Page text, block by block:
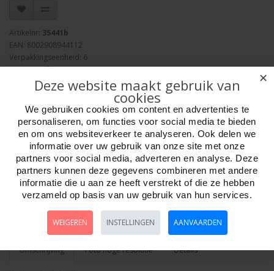
Artikelnr: 35441b
EAN: 8002908944112
Verpakkingseenheid: 6
Minimum afname: 1
Shallow
Aantal
Omschrijving Foto hoge resolutie Details
✕
Deze website maakt gebruik van
cookies
We gebruiken cookies om content en advertenties te
personaliseren, om functies voor social media te bieden
en om ons websiteverkeer te analyseren. Ook delen we
informatie over uw gebruik van onze site met onze
partners voor social media, adverteren en analyse. Deze
partners kunnen deze gegevens combineren met andere
informatie die u aan ze heeft verstrekt of die ze hebben
verzameld op basis van uw gebruik van hun services.
WEIGEREN INSTELLINGEN AANVAARDEN